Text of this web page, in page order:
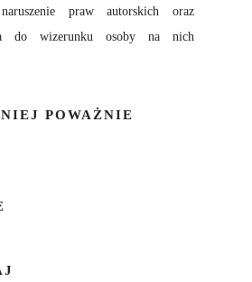
praw autorskich oraz
do wizerunku osoby na nich
POWAŻNIE